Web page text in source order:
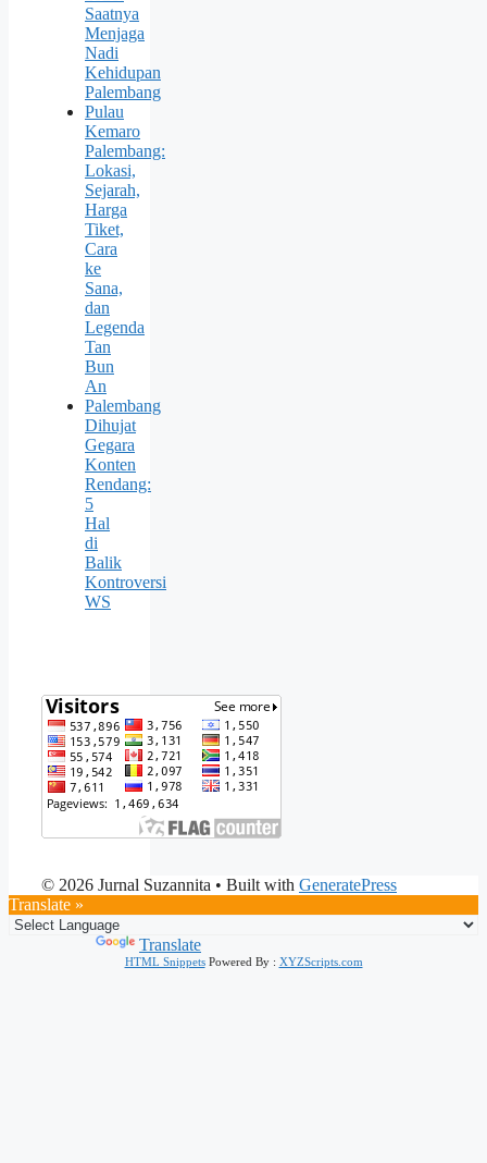
Saatnya
Menjaga
Nadi
Kehidupan
Palembang
Pulau
Kemaro
Palembang:
Lokasi,
Sejarah,
Harga
Tiket,
Cara
ke
Sana,
dan
Legenda
Tan
Bun
An
Palembang
Dihujat
Gegara
Konten
Rendang:
5
Hal
di
Balik
Kontroversi
WS
© 2026 Jurnal Suzannita • Built with GeneratePress
Translate »
Translate
HTML SnippetsPowered By : XYZScripts.com